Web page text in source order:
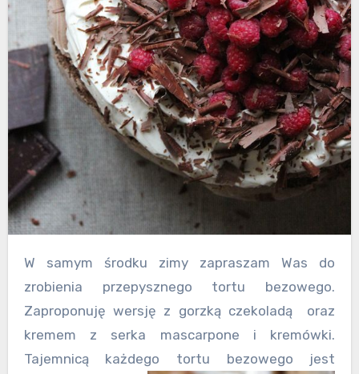
W samym środku zimy zapraszam Was do
zrobienia przepysznego tortu bezowego.
Zaproponuję wersję z gorzką czekoladą oraz
kremem z serka mascarpone i kremówki.
Tajemnicą każdego tortu bezowego jest